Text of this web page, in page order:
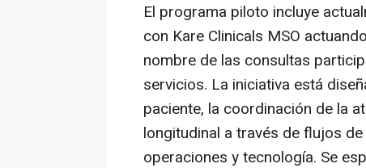
El programa piloto incluye
con Kare Clinicals MSO
nombre de las consultas
servicios. La iniciativa está
paciente, la coordinación de la
longitudinal a través de flujos
operaciones y tecnología. Se